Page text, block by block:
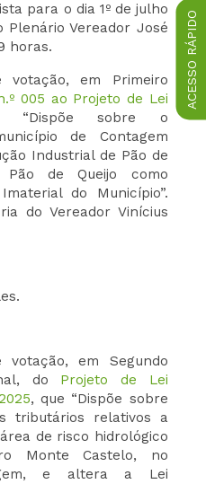
ACESSO RÁPIDO
para o dia 1º de julho
Vereador José
horas.
votação, em Primeiro
005 ao Projeto de Lei
“Dispõe sobre o
de Contagem
Industrial de Pão de
de Queijo como
do Município”.
do Vereador Vinícius
votação, em Segundo
do Projeto de Lei
, que “Dispõe sobre
tributários relativos a
de risco hidrológico
Monte Castelo, no
e altera a Lei